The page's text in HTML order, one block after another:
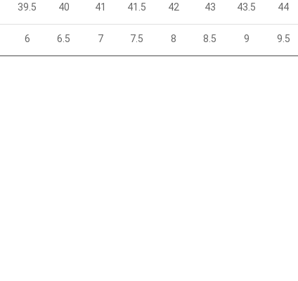
39.5 40 41 41.5 42 43 43.5 44
6 6.5 7 7.5 8 8.5 9 9.5